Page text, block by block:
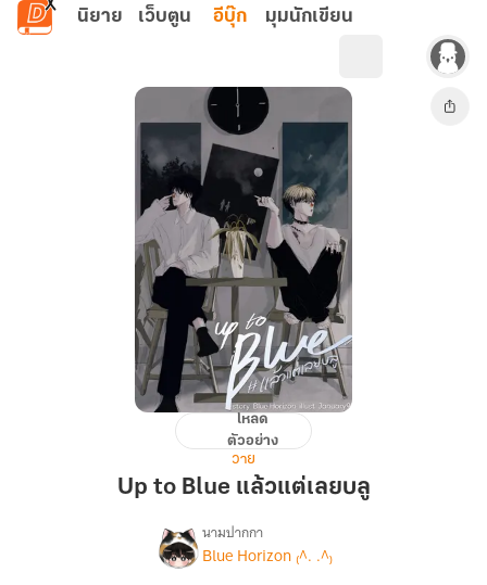
ข้ามไปยังเนื้อหาหลัก
นิยาย เว็บตูน อีบุ๊ก มุมนักเขียน
Blue
แล้ว
เลย
โหลด
ตัวอย่าง
วาย
Up to Blue แล้วแต่เลยบลู
เรื่องUp
นามปากกา
Blue Horizon ₍^. .^₎